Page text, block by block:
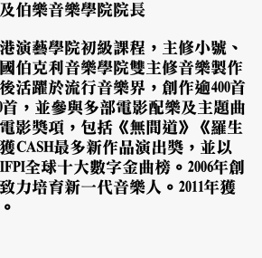
伯樂音樂學院院長
演藝學院初級課程，主修小號、
伯克利音樂學院雙主修音樂製作
活躍於流行音樂界，創作逾400首
首，並參與多部電影配樂及主題曲
影獎項，包括《無間道》《羅生
CASH最多新作品演出獎，並以
全球十大數字金曲榜。2006年創
力培育新一代音樂人。2011年獲